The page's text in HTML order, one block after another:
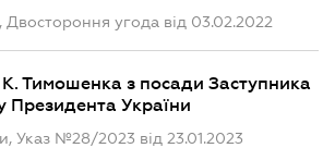
Двостороння угода від 03.02.2022
К. Тимошенка з посади Заступника
Президента України
Указ №28/2023 від 23.01.2023